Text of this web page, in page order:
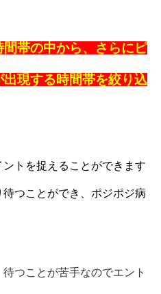
帯の中から、さらにピ
現する時間帯を絞り込
トを捉えることができます
つことができ、ポジポジ病
つことが苦手なのでエント